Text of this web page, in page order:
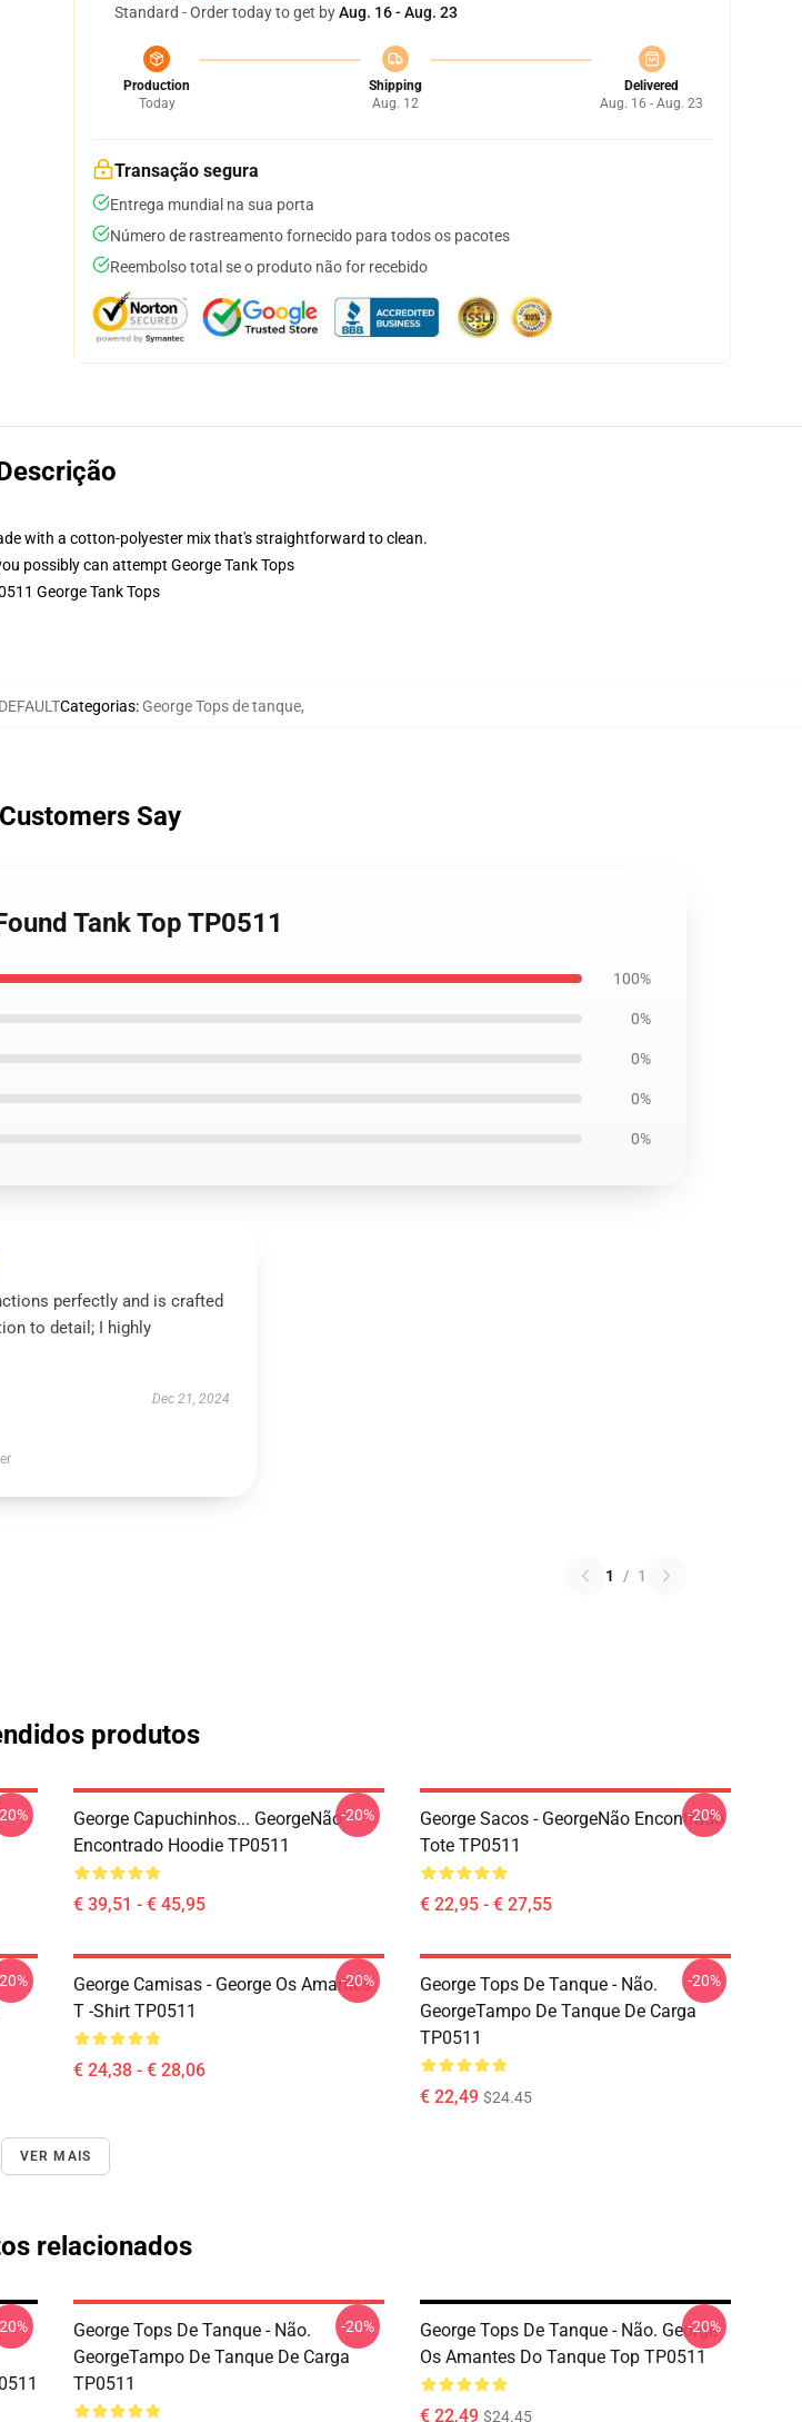
Standard - Order today to get byAug. 16 - Aug. 23
Production
Today
Shipping
Aug. 12
Delivered
Aug. 16 - Aug. 23
Transação segura
Entrega mundial na sua porta
Número de rastreamento fornecido para todos os pacotes
Reembolso total se o produto não for recebido
with a cotton-polyester mix that's straightforward to clean.
possibly can attempt George Tank Tops
George Tank Tops
Categorias: George Tops de tanque,
Say
Tank Top TP0511
100%
0%
0%
0%
0%
perfectly and is crafted
to detail; I highly
Dec 21, 2024
1 / 1
produtos
George Capuchinhos... GeorgeNão
Encontrado Hoodie TP0511
€ 39,51 - € 45,95
-20%
George Sacos - GeorgeNão Encontrado
Tote TP0511
€ 22,95 - € 27,55
-20%
George Camisas - George Os Amantes
T -shirt TP0511
€ 24,38 - € 28,06
-20%
George Tops De Tanque - Não.
GeorgeTampo De Tanque De Carga
TP0511
€ 22,49 $24.45
-20%
VER MAIS
relacionados
George Tops De Tanque - Não.
GeorgeTampo De Tanque De Carga
TP0511
-20%
George Tops De Tanque - Não. George
Os Amantes Do Tanque Top TP0511
€ 22,49 $24.45
-20%